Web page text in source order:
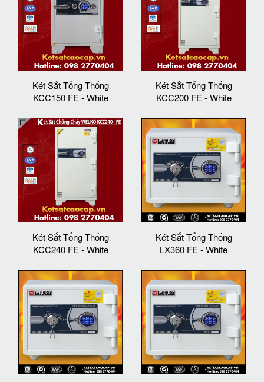
Két Sắt Tổng Thống
KCC150 FE - White
Két Sắt Tổng Thống
KCC200 FE - White
Két Sắt Tổng Thống
KCC240 FE - White
Két Sắt Tổng Thống
LX360 FE - White